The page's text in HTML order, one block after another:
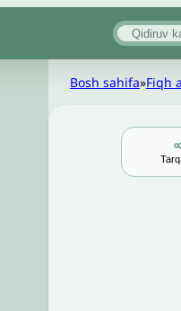
Bosh sahifa»Fiqh